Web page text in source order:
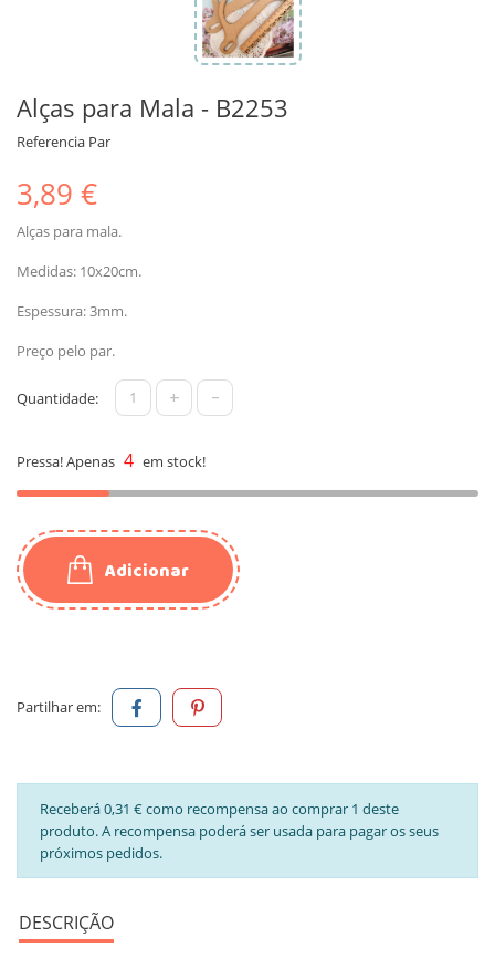
Alças para Mala - B2253
Referencia Par
3,89 €
Alças para mala.
Medidas: 10x20cm.
Espessura: 3mm.
Preço pelo par.
Quantidade: + -
Pressa! Apenas 4 em stock!
Adicionar
Partilhar em:
Receberá 0,31 € como recompensa ao comprar 1 deste
produto. A recompensa poderá ser usada para pagar os seus
próximos pedidos.
DESCRIÇÃO